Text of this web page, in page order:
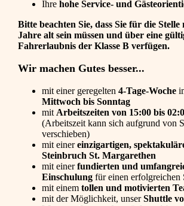
Ihre hohe Service- und
Bitte beachten Sie, dass Sie für die Stelle
Jahre alt sein müssen und über eine
Fahrerlaubnis der Klasse B verfügen.
Wir machen Gutes besser...
mit einer geregelten 4-Tage-Woche
Mittwoch bis Sonntag
mit Arbeitszeiten von 15:00 bis
(Arbeitszeit kann sich aufgrund von
verschieben)
mit einereinzigartigen,
Steinbruch St. Margarethen
mit einerfundierten und
Einschulung für einen erfolgreichen
mit einem tollen und motivierten
mit der Möglichkeit, unserShuttle